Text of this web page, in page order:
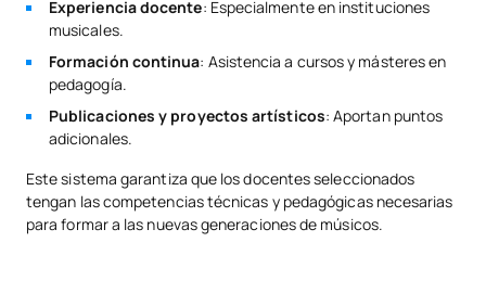
Experiencia docente: Especialmente en instituciones
musicales.
Formación continua: Asistencia a cursos y másteres en
pedagogía.
Publicaciones y proyectos artísticos: Aportan puntos
adicionales.
Este sistema garantiza que los docentes seleccionados
tengan las competencias técnicas y pedagógicas necesarias
para formar a las nuevas generaciones de músicos.